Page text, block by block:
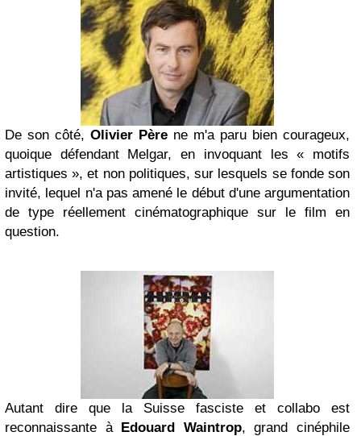
De son côté, Olivier Père ne m'a paru bien courageux,
quoique défendant Melgar, en invoquant les « motifs
artistiques », et non politiques, sur lesquels se fonde son
invité, lequel n'a pas amené le début d'une argumentation
de type réellement cinématographique sur le film en
question.
Autant dire que la Suisse fasciste et collabo est
reconnaissante àEdouard Waintrop, grand cinéphile